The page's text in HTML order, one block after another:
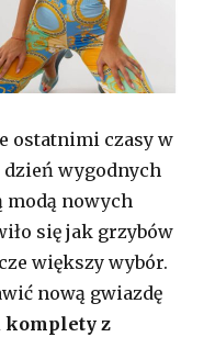
ostatnimi czasy w
dzień wygodnych
modą nowych
się jak grzybów
większy wybór.
nową gwiazdę
komplety z